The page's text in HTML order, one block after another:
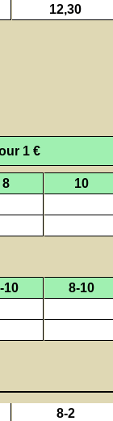
12,30
1 €
8
10
10
8-10
8-2